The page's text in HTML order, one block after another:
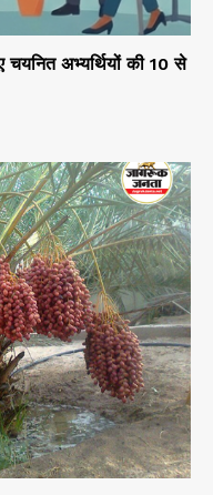
चयनित अभ्यर्थियों की 10 से